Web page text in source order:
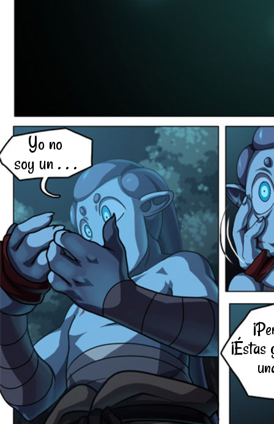
Yo no
soy un . . .
¡Éstas